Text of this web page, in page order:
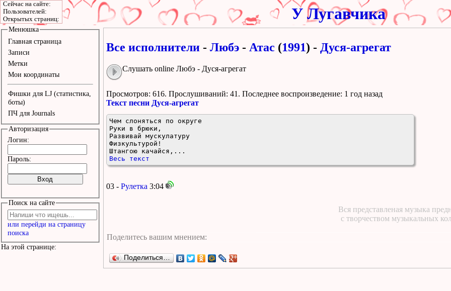
У Лугавчика
Все исполнители - Любэ - Атас (1991) - Дуся-агрегат
Слушать online Любэ - Дуся-агрегат
Просмотров: 616. Прослушиваний: 41. Поcледнее воспроизведение: 1 год назад
Текст песни Дуся-агрегат
Чем слоняться по округе
Руки в брюки,
Развивай мускулатуру
Физкультурой!
Штангою качайся,...
Весь текст
03 - Рулетка 3:04
Вся представленая музыка
с творчеством музыкальных
Поделиться…
Менюшка
Главная страница
Записи
Метки
Мои координаты
Фишки для LJ (статистика,
боты)
ПЧ для Journals
Авторизация
Логин:
Пароль:
Поиск на сайте
или перейди на страницу
поиска
На этой странице:
Сейчас на сайте:
Пользователей:
Открытых страниц: